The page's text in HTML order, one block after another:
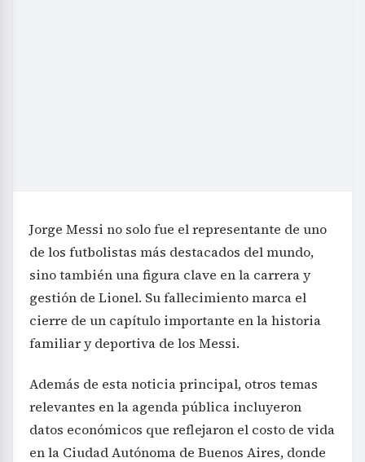
Jorge Messi no solo fue el representante de uno
de los futbolistas más destacados del mundo,
sino también una figura clave en la carrera y
gestión de Lionel. Su fallecimiento marca el
cierre de un capítulo importante en la historia
familiar y deportiva de los Messi.
Además de esta noticia principal, otros temas
relevantes en la agenda pública incluyeron
datos económicos que reflejaron el costo de vida
en la Ciudad Autónoma de Buenos Aires, donde